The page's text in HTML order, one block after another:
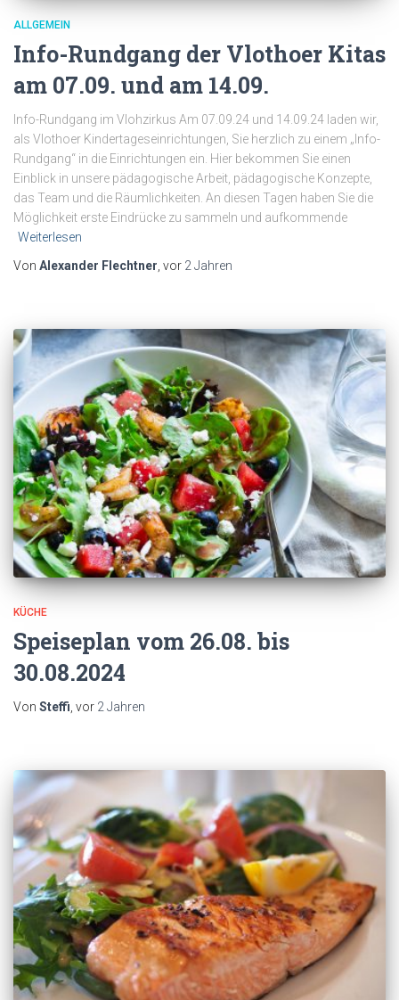
ALLGEMEIN
Info-Rundgang der Vlothoer Kitas
am 07.09. und am 14.09.
Info-Rundgang im Vlohzirkus Am 07.09.24 und 14.09.24 laden wir,
als Vlothoer Kindertageseinrichtungen, Sie herzlich zu einem „Info-
Rundgang“ in die Einrichtungen ein. Hier bekommen Sie einen
Einblick in unsere pädagogische Arbeit, pädagogische Konzepte,
das Team und die Räumlichkeiten. An diesen Tagen haben Sie die
Möglichkeit erste Eindrücke zu sammeln und aufkommende
Weiterlesen
Von Alexander Flechtner, vor 2 Jahren
KÜCHE
Speiseplan vom 26.08. bis
30.08.2024
Von Steffi , vor 2 Jahren